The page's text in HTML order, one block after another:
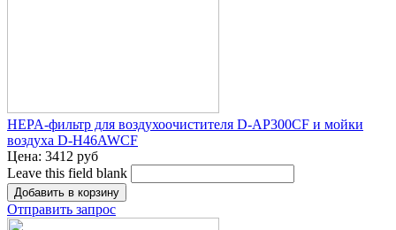
HEPA-фильтр для воздухоочистителя D-AP300CF и мойки
воздуха D-H46AWCF
Цена: 3412 руб
Leave this field blank
Отправить запрос